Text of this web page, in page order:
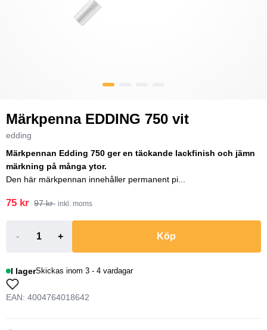
Märkpenna EDDING 750 vit
edding
Märkpennan Edding 750 ger en täckande lackfinish och jämn
märkning på många ytor.
Den här märkpennan innehåller permanent pi...
75 kr 97 kr inkl. moms
- + Köp
I lagerSkickas inom 3 - 4 vardagar
EAN: 4004764018642